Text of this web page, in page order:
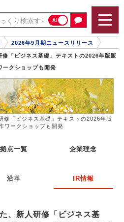
AI
2026年9月期ニュースリリース
「ビジネス基礎」テキストの2026年版販
ークショップも開発
修「ビジネス基礎」テキストの2026年版
ワークショップも開発
拠点一覧 企業理念
沿革 IR情報
、新人研修「ビジネス基